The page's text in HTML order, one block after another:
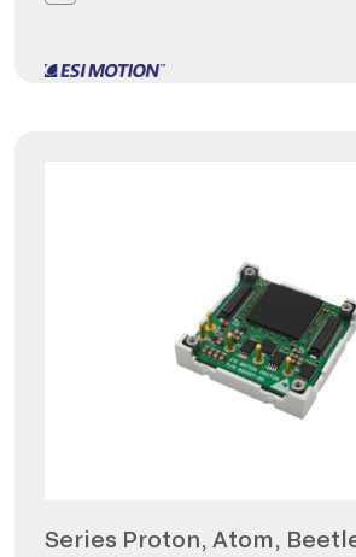
Series Proton, Atom,